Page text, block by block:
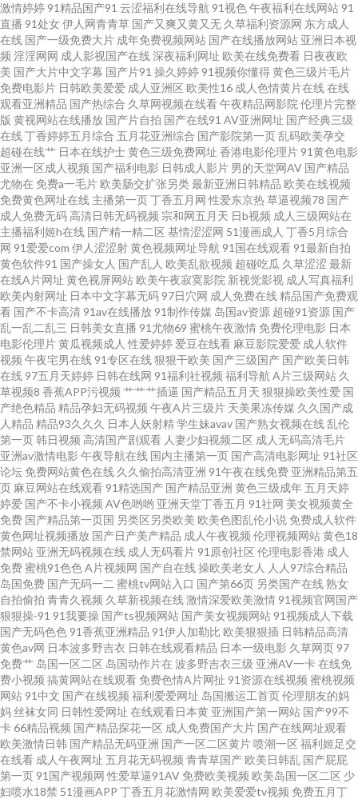
亚洲AV黄色网址 日韩操B 美女瑟瑟网站 海角社区少妇 肏肏肏肏 91人人妻人
人干 av入口在线韩国 av高清电影资源 18网站视频污 影音先锋成人电影 色偷
拍网 欧美大片aa在线 狠狠干综合 成人天堂蜜桃在线 激情文学日韩无码 久草
热大香蕉 国产成人福利导航 国产传媒系列 黄色精东 海角熟女 午夜福利国产
区 婷婷97色色网 青青依人在线 熟女人妻影音先锋 亚洲色图欧美 亚洲乱纶 亚
洲金典AA 日韩色欧 深夜小视频 三级av片在线看 欧美第18页 黄色小说视频网
址 大香蕉h 久久午夜国产精 国产精品第5页 午夜福利色av 91做爱高清 久久草
午夜福利 人人妻人人肏 91色图 国产三级免费版权 五月花成人 激情肏屄一三
四区 久久肏狠狠肏视频 欧美另类色图 91麻豆国产蜜臀 亚洲欧美色图自拍 第
一福利色导 国产视频在线91 日本丝袜足交 成人在线观看伊人 天天拍天天干
AV在线资源站 日韩性爱网 国产精品熟 黄色无码91精东 福利你懂的 国产视频
在线91 超碰97制服 91网站观看 Av天堂资源站 国产视频一二三 国产丝袜熟女
超碰在线超碰 wwwav黄色 91免费在线看 亚洲欧美中文日韩 日韩爽妇网 欧美
老妇ⅹⅹⅹ 天天爽天天弄 亚洲操逼艺术 91传媒免费观看 午夜寻花在线观看 日
韩精品国产精品 欧美久久成人网站 青青草视频网 欧美成人日韩中文 超碰丝
袜 五月丁香色网 avtt伊人 欧州包情成人一区 国产草莓视频在线 91n免费处女
在 大香蕉伊人现现 不卡无码日韩 国内福利视频 久热伊人 韩日激情av 东方av
一区黑料 欧美色图色 日韩你懂得 欧美色图中文 久久尹人综合网 韩国无码伦
理 福利剧场 色午夜影院啪啪 在线电影av 97超碰激情 足交在线播放 午夜极品
三级内射 婷婷一级视频 日本综合无码 欧美抖阴 久草免费在线色站 欧美性爱
激情婷婷 91精品国产91 云涩福利在线导航 91视色午夜福利在线网站 91
直播 91处女伊人网青青草 国产又爽又黄又无 久草福利资源网 东方成人
在线 国产一级免费大片 成年免费视频网站 国产在线播放网站 亚洲日本视
频 淫淫网网 成人影视国产在线深夜福利网址 欧美在线免费看 日夜夜欧
美 国产大片中文字幕 国产片91 操久婷婷 91视频你懂得黄色三级片毛片
免费电影片 日韩欧美爱爱 成人亚洲区 欧美性16 成人色情黄片在线在线
观看亚洲精品 国产热综合 久草网视频在线看午夜精品网影院 伦理片完整
版 黄视网站在线播放 国产片自拍 国产在线91 AV亚洲网址 国产经典三级
在线丁香婷婷五月综合 五月花亚洲综合 国产影院第一页乱码欧美孕交
超碰在线艹 日本在线护士黄色三级免费网址 香港电影伦理片 91黄色电影
亚洲一区成人视频 国产福利电影 日韩成人影片 男的天堂网AV 国产精品
尤物在 免费a一毛片 欧美肠交扩张另类最新亚洲日韩精品 欧美在线视频
免费黄色网址在线 主播第一页丁香五月网 性爱东京热草逼视频78 国产
成人免费无码 高清日韩无码视频 宗和网五月天 日b视频 成人三级网站在
主播福利姬h在线 国产精一精二区 基情涩涩网 51漫画成人 丁香5月综合
网 91爱爱com 伊人涩涩射黄色视频网址导航 91国在线观看 91最新自拍
黄色软件91 国产操女人 国产乱人 欧美乱欲视频 超碰吃瓜 久草涩涩 最新
在线A片网址 黄色视屏网站 欧美午夜寂寞影院 新视觉影视 成人写真福利
欧美内射网址 日本中文字幕无码 97日穴网 成人免费在线 精品国产免费观
看 国产不卡高清 91av在线播放 91制作传媒 岛国av资源 超碰91资源 国产
乱一乱二乱三 日韩美女直播 91尤物69 蜜桃午夜激情 免费伦理电影 日本
电影伦理片黄瓜视频成人 性爱婷婷 爱豆在线看 麻豆影院爱爱 成人软件
视频 午夜宅男在线 91专区在线狠狠干欧美 国产三级国产 国产欧美日韩
在线 97五月天婷婷 日韩在线网 91福利社视频 福利导航 A片三级网站 久
草视频8 香蕉APP污视频 艹艹艹插逼 国产精品五月天 狠狠操欧美性爱 国
产绝色精品 精品孕妇无码视频 午夜A片三级片 天美果冻传媒 久久国产成
人精品 精品93久久久 日本人妖射精学生妹avav 国产熟女视频在线乱伦
第一页韩日视频 高清国产剧观看 人妻少妇视频二区 成人无码高清毛片
亚洲av激情电影 午夜导航在线 国内主播第一页 国产高清电影网址 91社区
论坛 免费网站黄色在线 久久偷拍高清亚洲 91午夜在线免费 亚洲精品第五
页 麻豆网站在线观看 91精选国产 国产精品亚洲 黄色三级成年 五月天婷
婷爱 国产不卡小视频 AV色哟哟 亚洲天堂丁香五月 91社网 美女视频黄全
免费 国产精品第一页国 另类区另类欧美 欧美色图乱伦小说 免费成人软件
黄色网址视频播放 国产日产美产精品 成人午夜视频 伦理视频网站黄色18
禁网站 亚洲无码视频在线 成人无码看片 91原创社区 伦理电影香港 成人
免费蜜桃91色色A片视频网 国产自在线操欧美老女人 人人97综合精品
岛国免费 国产无码一二 蜜桃tv网站入口 国产第66页 另类国产在线熟女
自拍偷拍 青青久视频 久草新视频在线激情深爱欧美激情 91视频官网国产
狠狠操-91 91我要操 国产ts视频网站 国产美女视频网站 91视频成人下载
国产无码色色 91香蕉亚洲精品 91伊人加勒比 欧美狠狠插 日韩精品高清
黄色av网 日本波多野吉衣 日韩在线观看精品 日本一级电影 久草网页 97
免费艹 岛国一区二区 岛国动作片在 波多野吉衣三级 亚洲AV一卡在线免
费小视频 搞黄网站在线观看 免费色情A片网扯 91资源在线视频 蜜桃视频
网站 91中文 国产在线视频 福利爱爱网址 岛国搬运工首页伦理朋友的妈
妈 丝袜女同 日韩性爱网址 在线观看日本黄 亚洲国产第一网站 国产99不
卡66精品视频 国产精品探花一区 成人免费国产大片 国产在线网址观看
欧美激情日韩 国产精品无码亚洲 国产一区二区黄片喷潮一区 福利姬足交
在线看 成人午夜网址 五月花无码视频 青青草国产 欧美日韩乱 国产屁屁
第一页 91国产视频网 性爱草逼91AV 免费欧美视频 欧美岛国一区二区 少
妇喷水18禁 51漫画APP 丁香五月花激情网 欧美爱爱tv视频 免费五月丁